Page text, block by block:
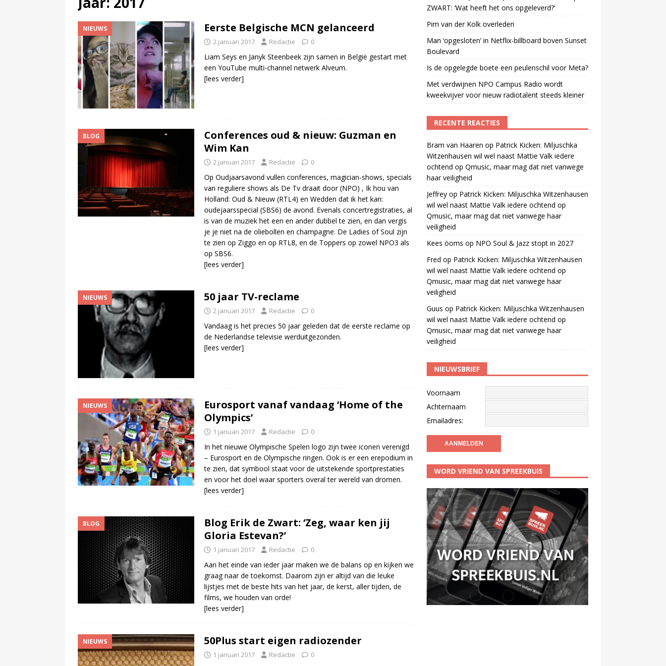
NIEUWS Eerste Belgische MCN gelanceerd
2 januari 2017 Redactie 0
Liam Seys en Janyk Steenbeek zijn samen in België gestart met
een YouTube multi-channel netwerk Alveum.
[lees verder]
BLOG
Conferences oud & nieuw: Guzman en
Wim Kan
2 januari 2017 Redactie 0
Op Oudjaarsavond vullen conferences, magician-shows, specials
van reguliere shows als De Tv draait door (NPO) , Ik hou van
Holland: Oud & Nieuw (RTL4) en Wedden dat ik het kan:
oudejaarsspecial (SBS6) de avond. Evenals concertregistraties, al
is van de muziek het een en ander dubbel te zien, en dan vergis
je je niet na de oliebollen en champagne. De Ladies of Soul zijn
te zien op Ziggo en op RTL8, en de Toppers op zowel NPO3 als
op SBS6.
[lees verder]
NIEUWS 50 jaar TV-reclame
2 januari 2017 Redactie 0
Vandaag is het precies 50 jaar geleden dat de eerste reclame op
de Nederlandse televisie werduitgezonden.
[lees verder]
NIEUWS
Eurosport vanaf vandaag ‘Home of the
Olympics’
1 januari 2017 Redactie 0
In het nieuwe Olympische Spelen logo zijn twee iconen verenigd
– Eurosport en de Olympische ringen. Ook is er een erepodium in
te zien, dat symbool staat voor de uitstekende sportprestaties
en voor het doel waar sporters overal ter wereld van dromen.
[lees verder]
BLOG
Blog Erik de Zwart: ‘Zeg, waar ken jij
Gloria Estevan?’
1 januari 2017 Redactie 0
Aan het einde van ieder jaar maken we de balans op en kijken we
graag naar de toekomst. Daarom zijn er altijd van die leuke
lijstjes met de beste hits van het jaar, de kerst, aller tijden, de
films, we houden van orde!
[lees verder]
NIEUWS 50Plus start eigen radiozender
1 januari 2017 Redactie 0
ZWART: ‘Wat heeft het ons opgeleverd?’
Pim van der Kolk overleden
Man ‘opgesloten’ in Netflix-billboard boven Sunset
Boulevard
Is de opgelegde boete een peulenschil voor Meta?
Met verdwijnen NPO Campus Radio wordt
kweekvijver voor nieuw radiotalent steeds kleiner
RECENTE REACTIES
Bram van Haaren op Patrick Kicken: Miljuschka
Witzenhausen wil wel naast Mattie Valk iedere
ochtend op Qmusic, maar mag dat niet vanwege
haar veiligheid
Jeffreyop Patrick Kicken: Miljuschka Witzenhausen
wil wel naast Mattie Valk iedere ochtend op
Qmusic, maar mag dat niet vanwege haar
veiligheid
Kees öoms op NPO Soul & Jazz stopt in 2027
Fred op Patrick Kicken: Miljuschka Witzenhausen
wil wel naast Mattie Valk iedere ochtend op
Qmusic, maar mag dat niet vanwege haar
veiligheid
Guus op Patrick Kicken: Miljuschka Witzenhausen
wil wel naast Mattie Valk iedere ochtend op
Qmusic, maar mag dat niet vanwege haar
veiligheid
NIEUWSBRIEF
Voornaam
Achternaam
Emailadres:
WORD VRIEND VAN SPREEKBUIS